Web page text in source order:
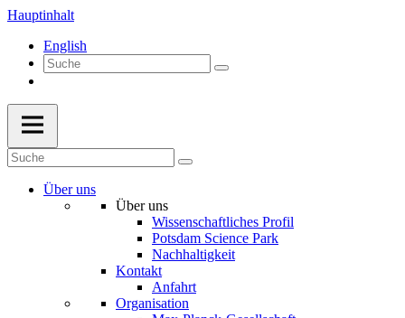
Hauptinhalt
English
Über uns
Über uns
Wissenschaftliches Profil
Potsdam Science Park
Nachhaltigkeit
Kontakt
Anfahrt
Organisation